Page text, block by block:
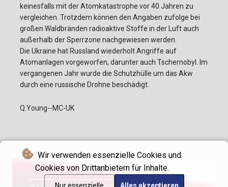
Wir verwenden essenzielle Cookies und
Cookies von Drittanbietern für Inhalte.
keinesfalls mit der Atomkatastrophe vor 40 Jahren zu
vergleichen. Trotzdem können den Angaben zufolge bei
großen Waldbränden radioaktive Stoffe in der Luft auch
außerhalb der Sperrzone nachgewiesen werden.
Die Ukraine hat Russland wiederholt Angriffe auf
Atomanlagen vorgeworfen, darunter auch Tschernobyl. Im
vergangenen Jahr wurde die Schutzhülle um das Akw
durch eine russische Drohne beschädigt.
Q.Young--MC-UK